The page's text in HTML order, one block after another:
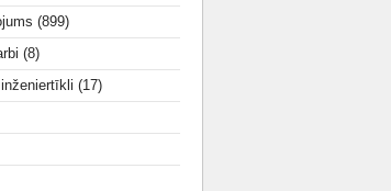
(899)
(8)
(17)